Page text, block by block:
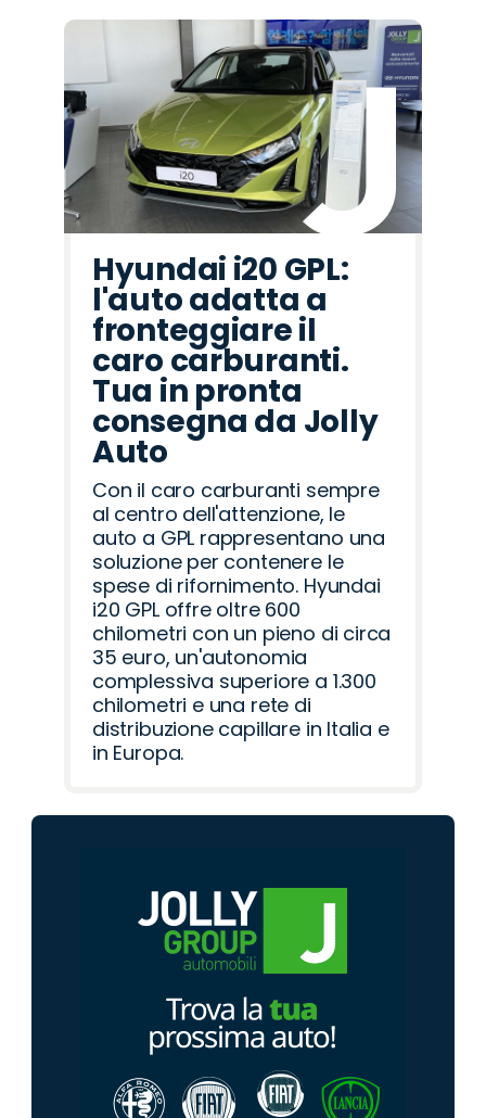
Hyundai i20 GPL:
l'auto adatta a
fronteggiare il
caro carburanti.
Tua in pronta
consegna da Jolly
Auto
Con il caro carburanti sempre
al centro dell'attenzione, le
auto a GPL rappresentano una
soluzione per contenere le
spese di rifornimento. Hyundai
i20 GPL offre oltre 600
chilometri con un pieno di circa
35 euro, un'autonomia
complessiva superiore a 1.300
chilometri e una rete di
distribuzione capillare in Italia e
in Europa.